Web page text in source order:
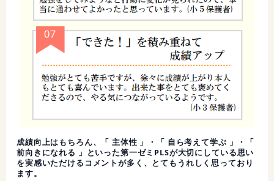
成績向上はもちろん、「 主体性 」・「 自ら考えて学ぶ 」・「
前向きになれる 」といった第一ゼミPLSが大切にしている思い
を実感いただけるコメントが多く、とてもうれしく思っており
ます。